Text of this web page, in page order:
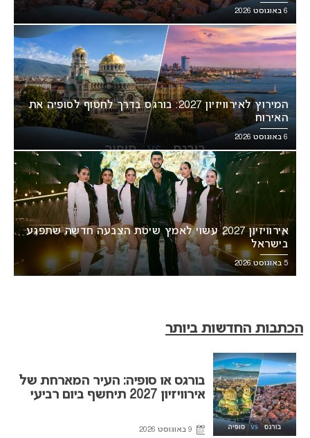
6 באוגוסט 2026
המירוץ לאירוויזיון 2027: בורגס בדרך לחטוף לסופיה את
האירוח
6 באוגוסט 2026
אירוויזיון 2027 עשוי לאמץ שיטת הצבעה חדשה שתפגע
בישראל
5 באוגוסט 2026
הכתבות החדשות ביותר
בורגס או סופיה: העיר המארחת של
אירוויזיון 2027 תיחשף ביום רביעי
9 באוגוסט 2026